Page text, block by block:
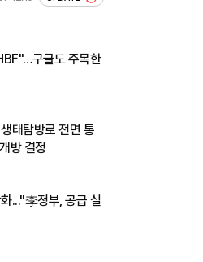
구글도 주목한
태탐방로 전면 통
방 결정
..."李정부, 공급 실